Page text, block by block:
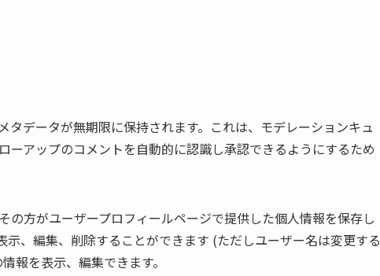
タデータが無期限に保持されます。これは、モデレーションキュ
ーアップのコメントを自動的に認識し承認できるようにするため
の方がユーザープロフィールページで提供した個人情報を保存し
示、編集、削除することができます (ただしユーザー名は変更する
報を表示、編集できます。